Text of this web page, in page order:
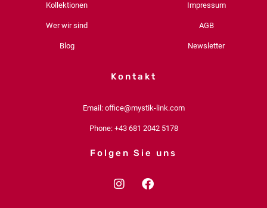
Kollektionen
Wer wir sind
Blog
Impressum
AGB
Newsletter
Kontakt
Email: office@mystik-link.com
Phone: +43 681 2042 5178
Folgen Sie uns
I
F
a